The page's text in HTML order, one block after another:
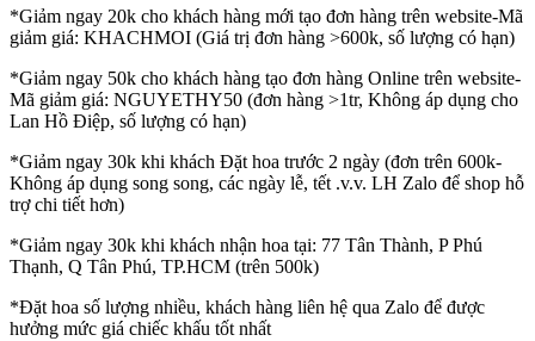
*Giảm ngay 20k cho khách hàng mới tạo đơn hàng trên website-Mã
giảm giá: KHACHMOI (Giá trị đơn hàng >600k, số lượng có hạn)
*Giảm ngay 50k cho khách hàng tạo đơn hàng Online trên website-
Mã giảm giá: NGUYETHY50 (đơn hàng >1tr, Không áp dụng cho
Lan Hồ Điệp, số lượng có hạn)
*Giảm ngay 30k khi khách Đặt hoa trước 2 ngày (đơn trên 600k-
Không áp dụng song song, các ngày lễ, tết .v.v. LH Zalo để shop hỗ
trợ chi tiết hơn)
*Giảm ngay 30k khi khách nhận hoa tại: 77 Tân Thành, P Phú
Thạnh, Q Tân Phú, TP.HCM (trên 500k)
*Đặt hoa số lượng nhiều, khách hàng liên hệ qua Zalo để được
hưởng mức giá chiếc khấu tốt nhất